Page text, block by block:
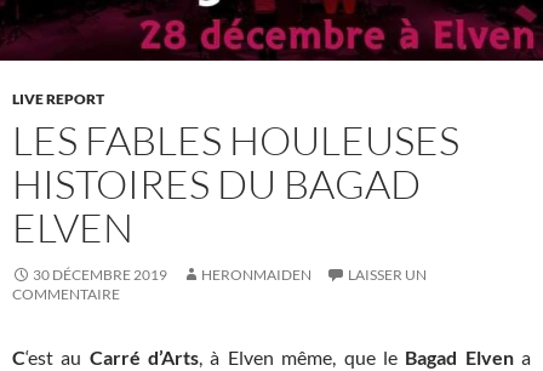
LIVE REPORT
LES FABLES HOULEUSES
HISTOIRES DU BAGAD
ELVEN
30 DÉCEMBRE 2019 HERONMAIDEN
LAISSER UN
COMMENTAIRE
C‘est au Carré d’Arts, à Elven même, que le Bagad Elvena